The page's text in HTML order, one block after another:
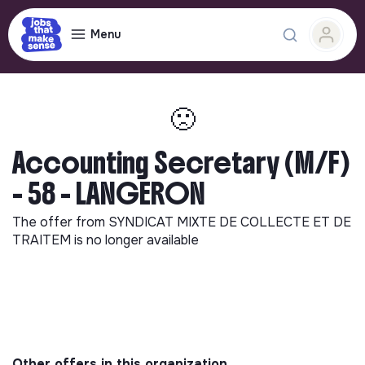
Menu
🙁
Accounting Secretary (M/F)
- 58 - LANGERON
The offer from SYNDICAT MIXTE DE COLLECTE ET DE
TRAITEM is no longer available